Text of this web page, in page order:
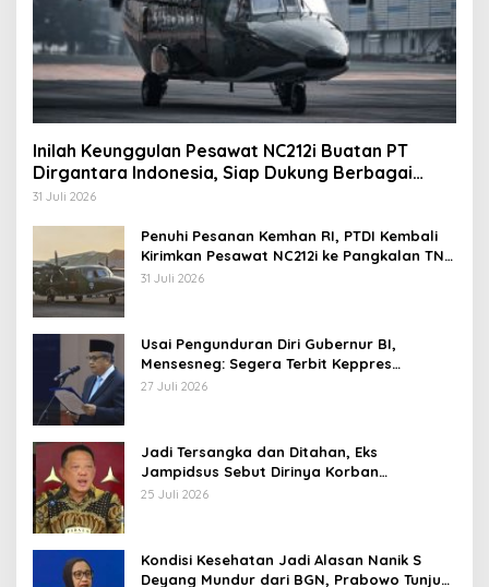
Inilah Keunggulan Pesawat NC212i Buatan PT
Dirgantara Indonesia, Siap Dukung Berbagai
Operasi TNI
31 Juli 2026
Penuhi Pesanan Kemhan RI, PTDI Kembali
Kirimkan Pesawat NC212i ke Pangkalan TNI
AU
31 Juli 2026
Usai Pengunduran Diri Gubernur BI,
Mensesneg: Segera Terbit Keppres
Pemberhentian dengan Hormat
27 Juli 2026
Jadi Tersangka dan Ditahan, Eks
Jampidsus Sebut Dirinya Korban
Kriminalisasi
25 Juli 2026
Kondisi Kesehatan Jadi Alasan Nanik S
Deyang Mundur dari BGN, Prabowo Tunjuk